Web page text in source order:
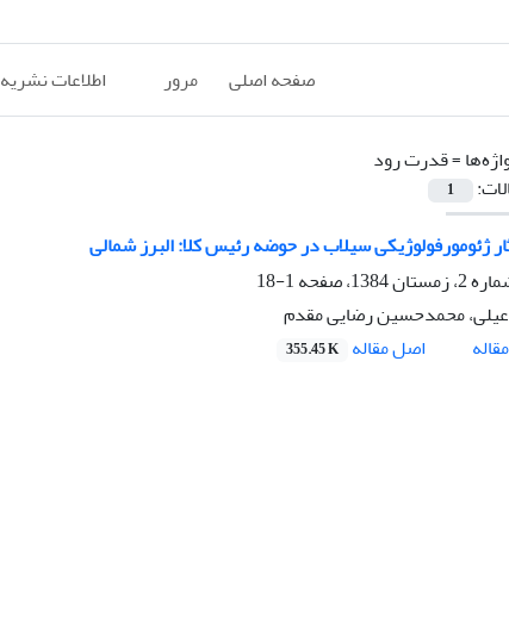
صفحه اصلی مرور اطلاعات نشریه
=قدرت رود
1
ژئومورفولوژیکی سیلاب در حوضه رئیس کلا: البرز شمالی
1-18
محمدحسین رضایی مقدم
اصل مقاله 355.45 K